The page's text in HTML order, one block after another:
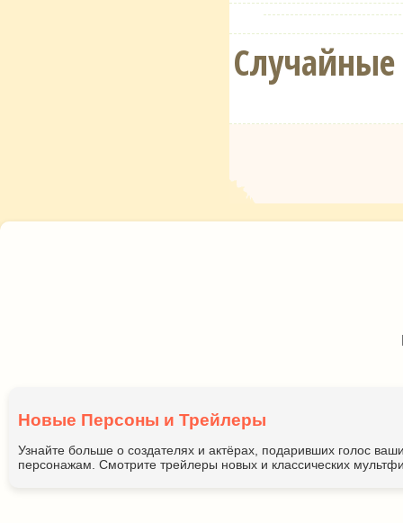
Новые Персоны и Трейлеры
Узнайте больше о создателях и актёрах, подаривших голос
персонажам. Смотрите трейлеры новых и классических